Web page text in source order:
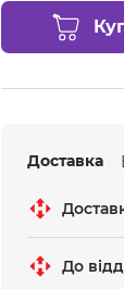
Доставка
До